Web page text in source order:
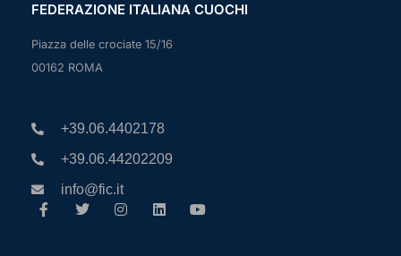
FEDERAZIONE ITALIANA CUOCHI
Piazza delle crociate 15/16
00162 ROMA
+39.06.4402178
+39.06.44202209
info@fic.it